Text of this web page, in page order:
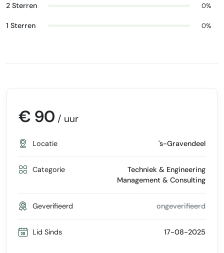
2 Sterren 0%
1 Sterren 0%
€ 90 / uur
Locatie 's-Gravendeel
Categorie
Techniek & Engineering
Management & Consulting
Geverifieerd ongeverifieerd
Lid Sinds 17-08-2025